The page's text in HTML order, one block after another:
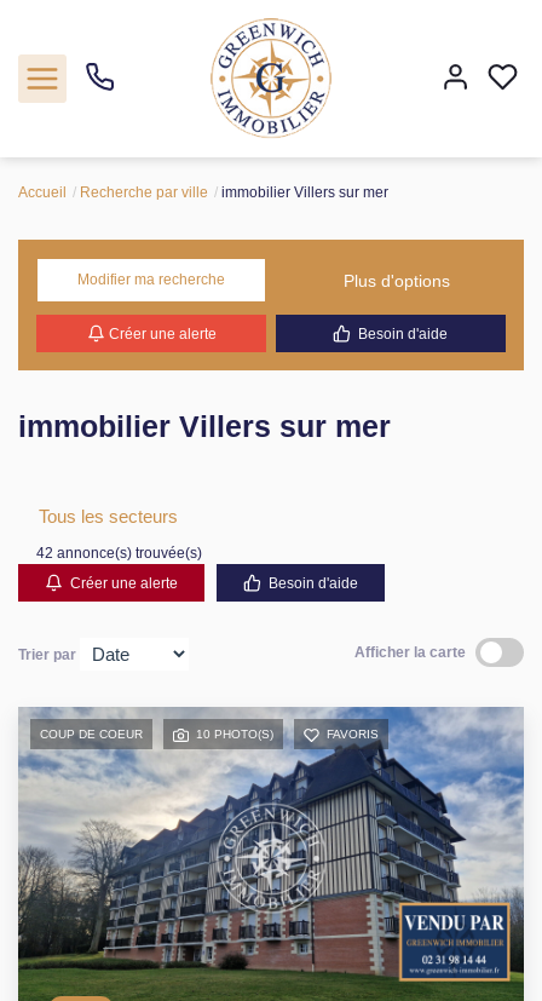
Programmes neufs
Estimer
Notre agence
Accueil Recherche par ville immobilier Villers sur mer
Modifier ma recherche Plus d'options
Créer une alerte Besoin d'aide
immobilier Villers sur mer
Tous les secteurs
42 annonce(s) trouvée(s)
Créer une alerte
Besoin d'aide
Trier par Afficher la carte
COUP DE COEUR 10 PHOTO(S) FAVORIS